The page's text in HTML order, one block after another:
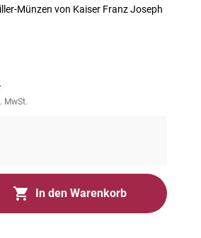
Münzen von Kaiser Franz Joseph
MwSt.
In den Warenkorb